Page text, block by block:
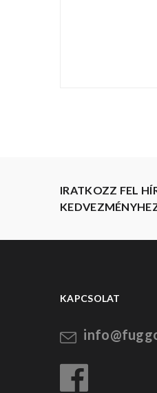
IRATKOZZ FEL
KAPCSOLAT